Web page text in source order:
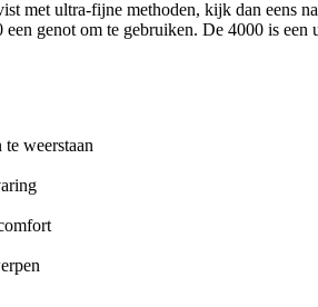
met ultra-fijne methoden, kijk dan eens
genot om te gebruiken. De 4000 is
weerstaan